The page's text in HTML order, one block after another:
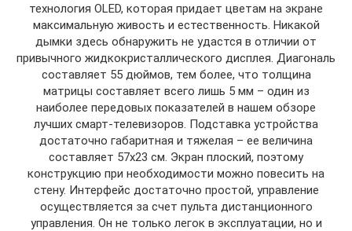
технология OLED, которая придает цветам на экране
максимальную живость и естественность. Никакой
дымки здесь обнаружить не удастся в отличии от
привычного жидкокристаллического дисплея. Диагональ
составляет 55 дюймов, тем более, что толщина
матрицы составляет всего лишь 5 мм – один из
наиболее передовых показателей в нашем обзоре
лучших смарт-телевизоров. Подставка устройства
достаточно габаритная и тяжелая – ее величина
составляет 57х23 см. Экран плоский, поэтому
конструкцию при необходимости можно повесить на
стену. Интерфейс достаточно простой, управление
осуществляется за счет пульта дистанционного
управления. Он не только легок в эксплуатации, но и